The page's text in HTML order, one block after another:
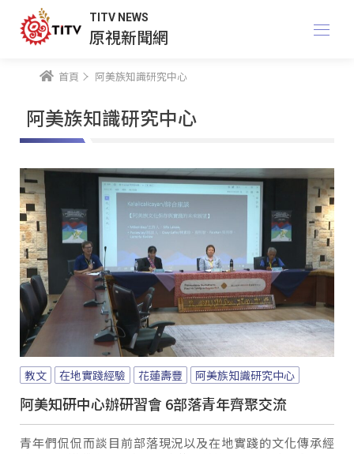
TITV NEWS
原視新聞網
首頁 阿美族知識研究中心
阿美族知識研究中心
教文 在地實踐經驗 花蓮壽豐 阿美族知識研究中心
阿美知研中心辦研習會 6部落青年齊聚交流
青年們侃侃而談目前部落現況以及在地實踐的文化傳承經